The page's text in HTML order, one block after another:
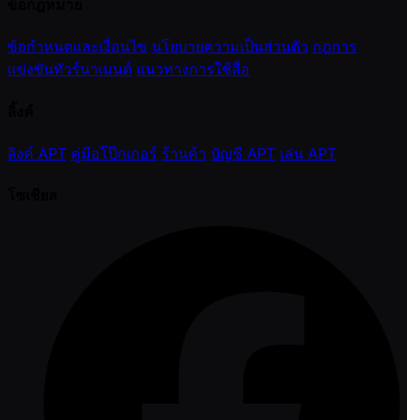
ข้อกำหนดและเงื่อนไข นโยบายความเป็นส่วนตัว กฎการ
แข่งขันทัวร์นาเมนต์ แนวทางการใช้สื่อ
ลิงค์ APT คู่มือโป๊กเกอร์ ร้านค้า บัญชี APT เล่น APT